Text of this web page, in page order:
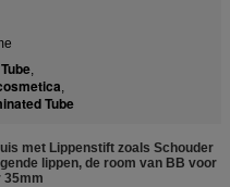
,
,
Tube
met Lippenstift zoals Schouder
lippen, de room van BB voor
35mm